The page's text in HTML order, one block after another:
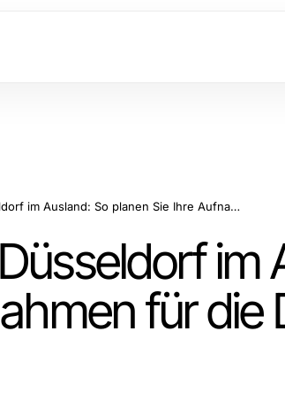
Hochzeit Videograf Düsseldorf im Ausland: So planen Sie Ihre Aufnahmen für die Destination Wedding
im
für die